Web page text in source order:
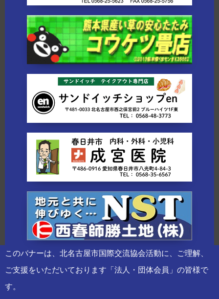
このバナーは、北名古屋市国際交流協会活動に、ご理解、
ご支援をいただいております「法人・団体会員」の皆様で
す。